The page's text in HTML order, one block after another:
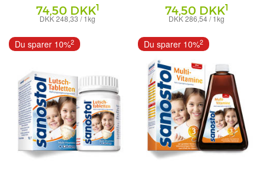
74,50 DKK1
DKK 248,33 / 1kg
DR. KADE Pharmazeutische Fabrik
GmbH
74,50 DKK1
DKK 286,54 / 1kg
DR. KADE Pharmazeutische Fabrik
GmbH
Du sparer 10%2 Du sparer 10%2